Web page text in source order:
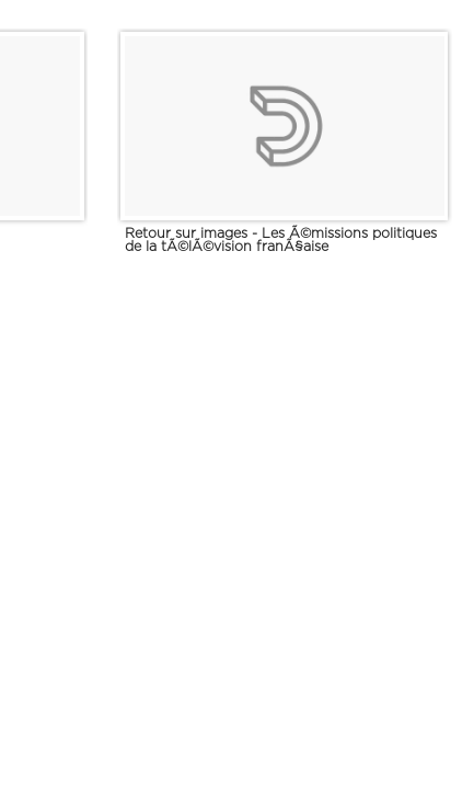
Retour sur images - Les Ã©missions politiques
de la tÃ©lÃ©vision franÃ§aise